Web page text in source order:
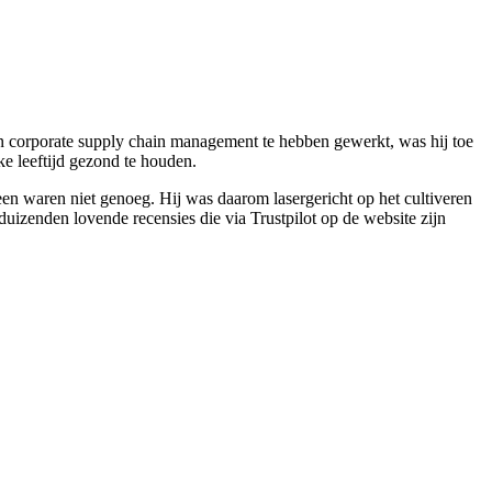
supply chain management te hebben gewerkt, was hij toe
leeftijd gezond te houden.
waren niet genoeg. Hij was daarom lasergericht op het cultiveren
lovende recensies die via Trustpilot op de website zijn